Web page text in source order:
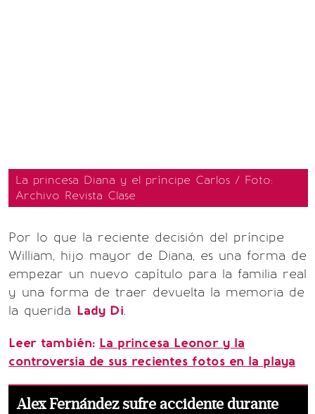
La princesa Diana y el príncipe Carlos / Foto:
Archivo Revista Clase
Por lo que la reciente decisión del príncipe
William, hijo mayor de Diana, es una forma de
empezar un nuevo capítulo para la familia real
y una forma de traer devuelta la memoria de
la querida Lady Di.
Leer también: La princesa Leonor y la
controversia de sus recientes fotos en la playa
Alex Fernández sufre accidente durante